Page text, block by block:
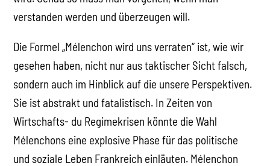
verstanden werden und überzeugen will.
Die Formel „Mélenchon wird uns verraten“ ist, wie wir
gesehen haben, nicht nur aus taktischer Sicht falsch,
sondern auch im Hinblick auf die unsere Perspektiven.
Sie ist abstrakt und fatalistisch. In Zeiten von
Wirtschafts- du Regimekrisen könnte die Wahl
Mélenchons eine explosive Phase für das politische
und soziale Leben Frankreich einläuten. Mélenchon